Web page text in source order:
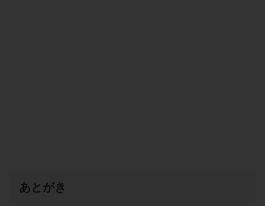
あとがき